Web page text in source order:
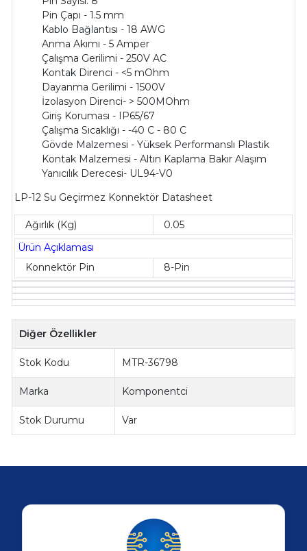
Pin Çapı - 1.5 mm
Kablo Bağlantısı - 18 AWG
Anma Akımı - 5 Amper
Çalışma Gerilimi - 250V AC
Kontak Direnci - <5 mOhm
Dayanma Gerilimi - 1500V
İzolasyon Direnci- > 500MOhm
Giriş Koruması - IP65/67
Çalışma Sıcaklığı - -40 C - 80 C
Gövde Malzemesi - Yüksek Performanslı Plastik
Kontak Malzemesi - Altın Kaplama Bakır Alaşım
Yanıcılık Derecesi- UL94-V0
LP-12 Su Geçirmez Konnektör Datasheet
Ağırlık (Kg)
0.05
Ürün Açıklaması
Konnektör Pin
8-Pin
Diğer Özellikler
Stok Kodu MTR-36798
Marka Komponentci
Stok Durumu Var